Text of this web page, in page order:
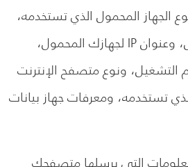
الجهاز المحمول الذي تستخدمه،
ومعرف جهازك المحمول، وعنوان IP لجهازك المحمول،
ونوع متصفح الإنترنت
تستخدمه، ومعرفات جهاز بيانات
التي يرسلها متصفحك